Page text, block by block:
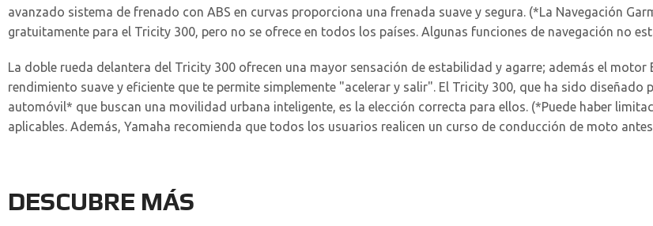
avanzado sistema de frenado con ABS en curvas proporciona una frenada suave y segura. (*La Navegación
gratuitamente para el Tricity 300, pero no se ofrece en todos los países. Algunas funciones de navegación no
La doble rueda delantera del Tricity 300 ofrecen una mayor sensación de estabilidad y agarre; además el
rendimiento suave y eficiente que te permite simplemente "acelerar y salir". El Tricity 300, que ha sido
automóvil* que buscan una movilidad urbana inteligente, es la elección correcta para ellos. (*Puede haber
aplicables. Además, Yamaha recomienda que todos los usuarios realicen un curso de conducción de moto
DESCUBRE MÁS